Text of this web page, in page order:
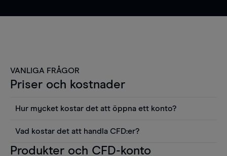
VANLIGA FRÅGOR
Priser och kostnader
Hur mycket kostar det att öppna ett konto?
använda sådana verktyg som diagram, Reuters
Vad kostar det att handla CFD:er?
Det är en rad kostnader att tänka på när man
Produkter och CFD-konto